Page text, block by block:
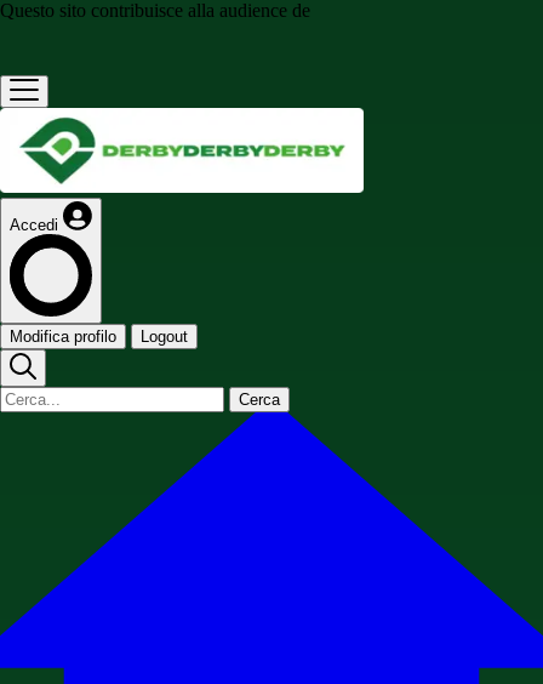
Questo sito contribuisce alla audience de
Accedi
Modifica profilo Logout
Cerca